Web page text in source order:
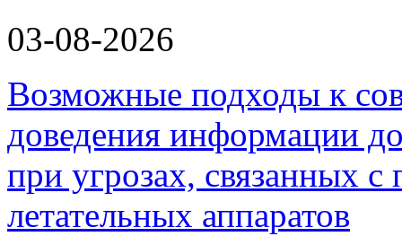
03-08-2026
Возможные подходы к
доведения информации
при угрозах, связанных
летательных аппаратов